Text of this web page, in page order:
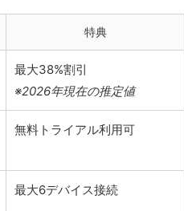
特典
最大38%割引
※2026年現在の推定値
無料トライアル利用可
最大6デバイス接続